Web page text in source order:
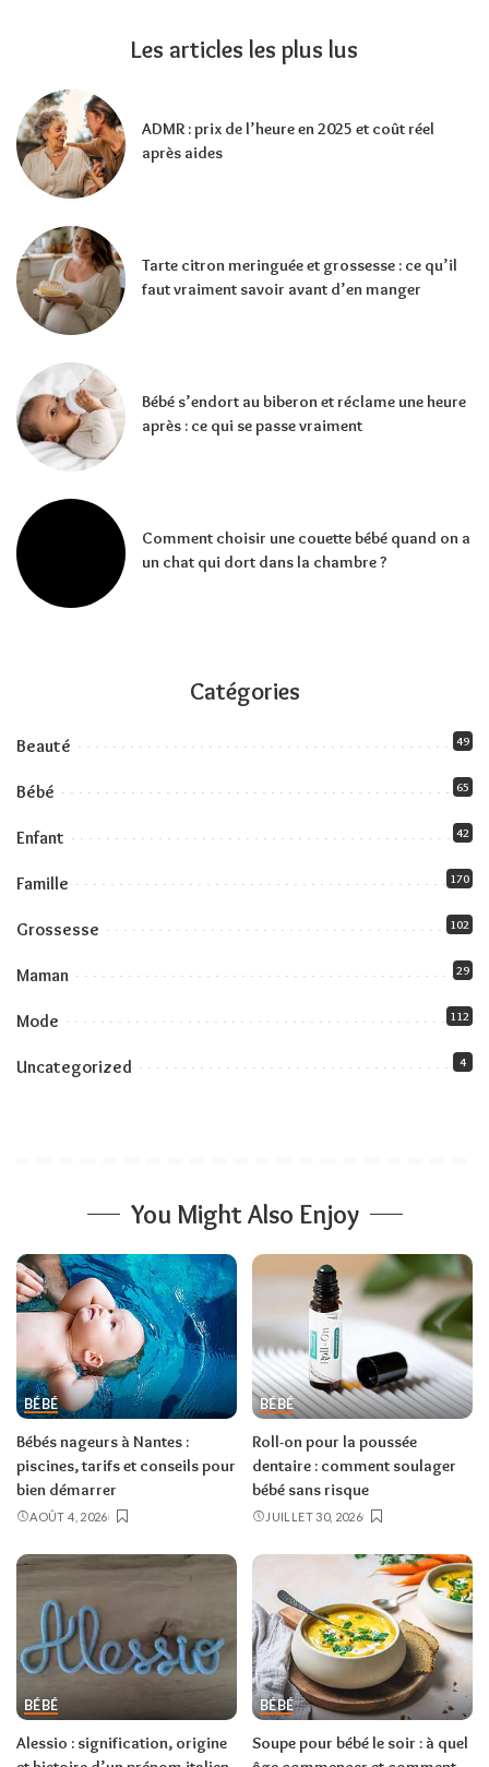
Les articles les plus lus
ADMR : prix de l’heure en 2025 et coût réel
après aides
Tarte citron meringuée et grossesse : ce qu’il
faut vraiment savoir avant d’en manger
Bébé s’endort au biberon et réclame une heure
après : ce qui se passe vraiment
Comment choisir une couette bébé quand on a
un chat qui dort dans la chambre ?
Catégories
Beauté 49
Bébé 65
Enfant 42
Famille 170
Grossesse 102
Maman 29
Mode 112
Uncategorized 4
You Might Also Enjoy
BÉBÉ
Bébés nageurs à Nantes :
piscines, tarifs et conseils pour
bien démarrer
AOÛT 4, 2026
BÉBÉ
Roll-on pour la poussée
dentaire : comment soulager
bébé sans risque
JUILLET 30, 2026
BÉBÉ
Alessio : signification, origine
BÉBÉ
Soupe pour bébé le soir : à quel